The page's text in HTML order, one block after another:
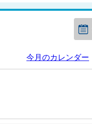
今月のカレンダー